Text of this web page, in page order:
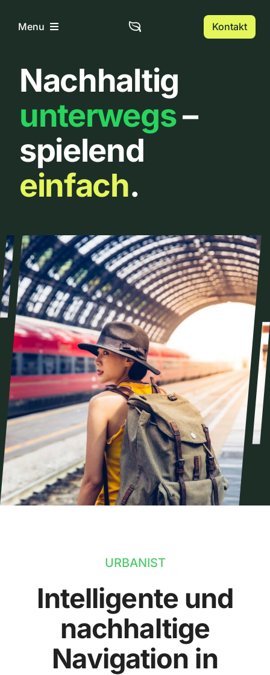
InhaltMenu
Home
Über uns
Urbanlist
Kontakt
Nachhaltig
unterwegs–
spielend
einfach.
URBANIST
Intelligente und
nachhaltige
Navigation in